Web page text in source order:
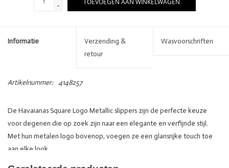
-
TOEVOEGEN AAN WINKELWAGEN
Informatie
Verzending &
retour
Wasvoorschriften
Artikelnummer: 4148257
De Havaianas Square Logo Metallic slippers zijn de perfecte keuze
voor degenen die op zoek zijn naar een elegante en verfijnde stijl.
Met hun metalen logo bovenop, voegen ze een glansrijke touch toe
aan elke look.